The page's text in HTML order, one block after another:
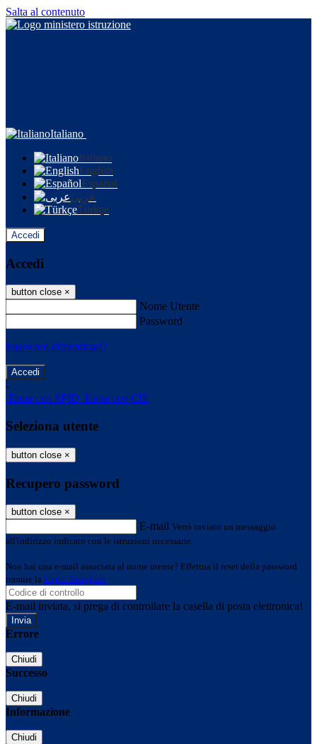
Salta al contenuto
Italiano
Italiano
English
Español
عربى
Türkçe
Accedi
Accedi
button close ×
Nome Utente
Password
Password dimenticata?
-
Entra con SPID Entra con CIE
Seleziona utente
button close ×
Recupero password
button close ×
E-mail Verrà inviato un messaggio
all'indirizzo indicato con le istruzioni necessarie.
Non hai una e-mail associata al nome utente? Effettua il reset della password
tramite la Login Spaggiari
E-mail inviata, si prega di controllare la casella di posta elettronica!
Errore
Chiudi
Successo
Chiudi
Informazione
Chiudi